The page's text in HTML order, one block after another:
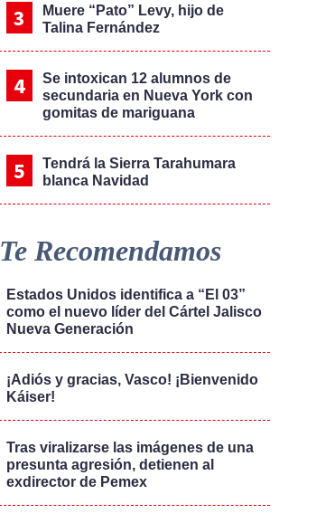
Muere “Pato” Levy, hijo de
Talina Fernández
Se intoxican 12 alumnos de
secundaria en Nueva York con
gomitas de mariguana
Tendrá la Sierra Tarahumara
blanca Navidad
Te Recomendamos
Estados Unidos identifica a “El 03”
como el nuevo líder del Cártel Jalisco
Nueva Generación
¡Adiós y gracias, Vasco! ¡Bienvenido
Káiser!
Tras viralizarse las imágenes de una
presunta agresión, detienen al
exdirector de Pemex